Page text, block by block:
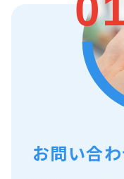
お問い合